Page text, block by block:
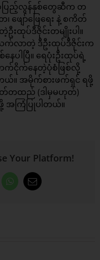
စ်ပြည့်လွန်နှစ်တွေဆီက တ
၊ ဖျော်ဖြေရေး နဲ့ စကိတ်
းထုပ်ဒီဇိုင်းတမျိုးပါ။
လာတဲ့ ဒီဦးထုပ်ဒီဇိုင်းက
ပါပြီ။ ရေပုံးဦးထုပ်ရဲ့
က်ငိုက်နေတဲ့ပုံစံဖြစ်လို့
။ အမိုက်စားဖက်ရှင် ရဖို့
ကတ်တထည် (ဒါမှမဟုတ်)
ကြံပြုပါတယ်။
Your Platform!
WhatsApp
Email